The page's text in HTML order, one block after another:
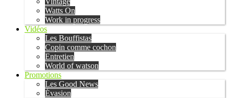
Watts On
Work in progress
Vidéos
Les Bouffistas
Copin comme cochon
Entretien
World of watson
Promotions
Les Good News
Évasion